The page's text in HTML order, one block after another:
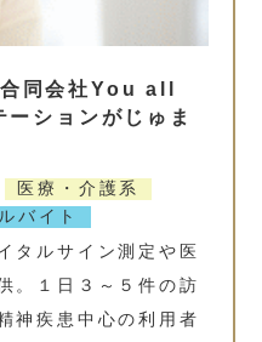
同会社You all
ションがじゅま
医療・介護系
バイト
タルサイン測定や医
。１日３～５件の訪
神疾患中心の利用者